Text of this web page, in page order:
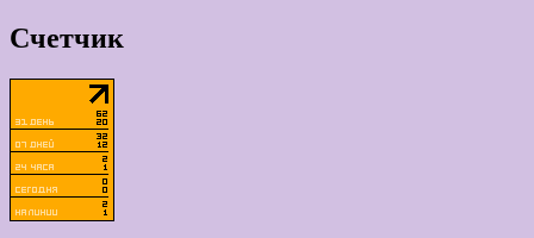
Счетчик